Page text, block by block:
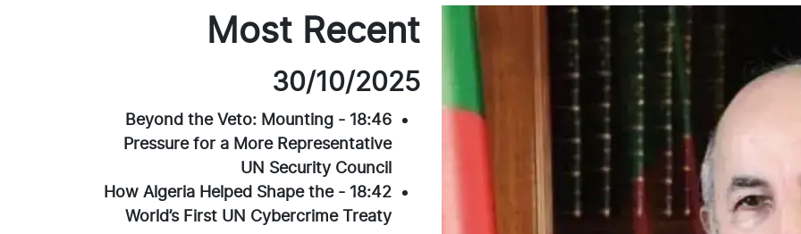
Most Recent
30/10/2025
18:46
-
Beyond the Veto: Mounting
Pressure for a More Representative
UN Security Council
18:42
-
How Algeria Helped Shape the
World’s First UN Cybercrime Treaty